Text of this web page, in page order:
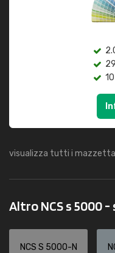
visualizza tutti i mazzetta
Altro NCS s 5000 -
NCS S 5000-N